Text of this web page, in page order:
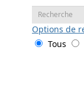
Recherche
:
Options de
Tous